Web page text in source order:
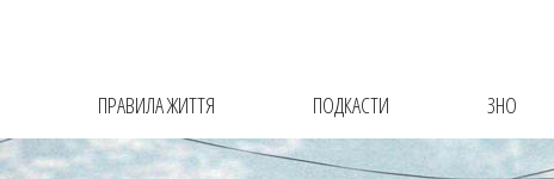
ПРАВИЛА ЖИТТЯ ПОДКАСТИ ЗНО